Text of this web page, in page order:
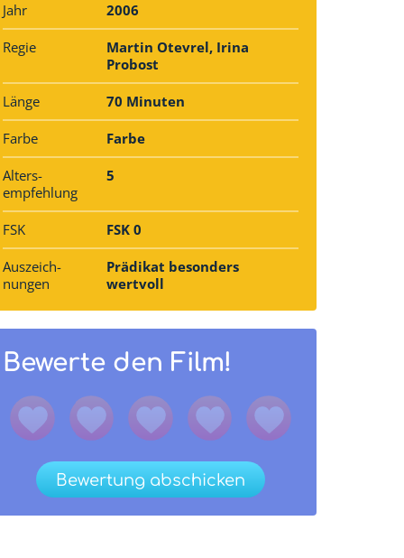
Jahr 2006
Regie
Martin Otevrel, Irina
Probost
Länge 70 Minuten
Farbe Farbe
Alters­
empfehlung
5
FSK FSK 0
Auszeich­
nungen
Prädikat besonders
wertvoll
Bewerte den Film!
Bewertung abschicken